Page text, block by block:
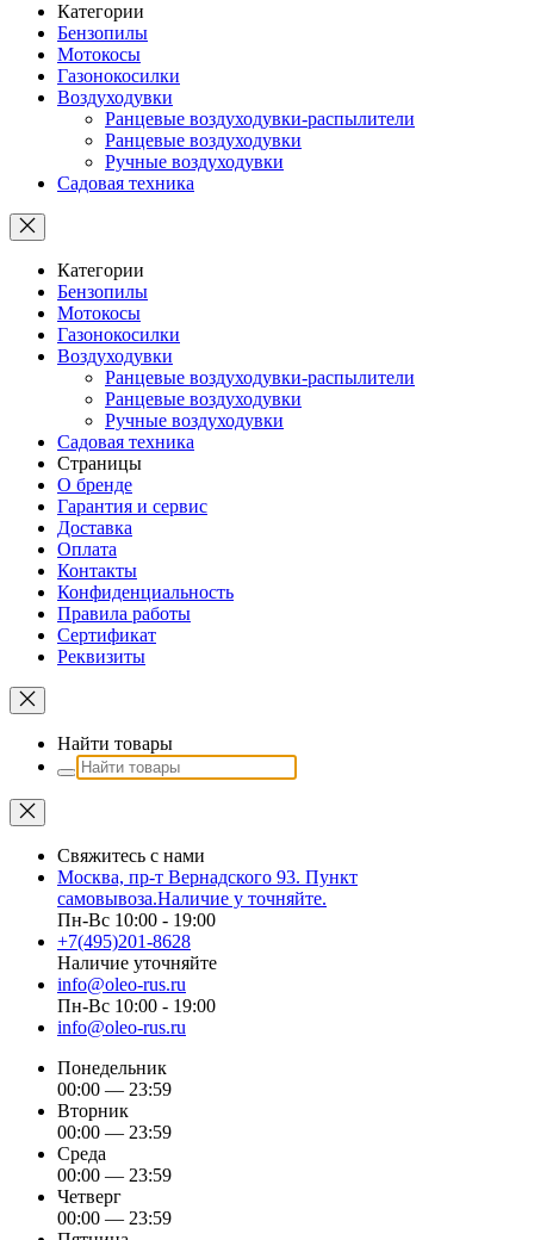
Категории
Бензопилы
Мотокосы
Газонокосилки
Воздуходувки
Ранцевые воздуходувки-распылители
Ранцевые воздуходувки
Ручные воздуходувки
Садовая техника
Категории
Бензопилы
Мотокосы
Газонокосилки
Воздуходувки
Ранцевые воздуходувки-распылители
Ранцевые воздуходувки
Ручные воздуходувки
Садовая техника
Страницы
О бренде
Гарантия и сервис
Доставка
Оплата
Контакты
Конфиденциальность
Правила работы
Сертификат
Реквизиты
Найти товары
Свяжитесь с нами
Москва, пр-т Вернадского 93. Пункт
самовывоза.Наличие у точняйте.
Пн-Вс 10:00 - 19:00
+7(495)201-8628
Наличие уточняйте
info@oleo-rus.ru
Пн-Вс 10:00 - 19:00
info@oleo-rus.ru
Понедельник
00:00 — 23:59
Вторник
00:00 — 23:59
Среда
00:00 — 23:59
Четверг
00:00 — 23:59